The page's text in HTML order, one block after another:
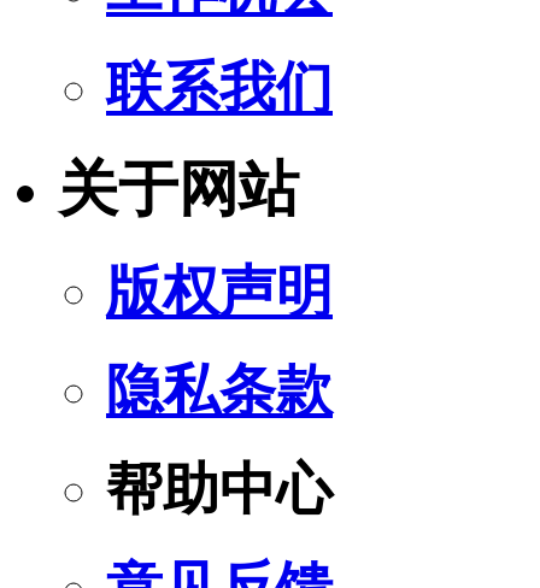
联系我们
关于网站
版权声明
隐私条款
帮助中心